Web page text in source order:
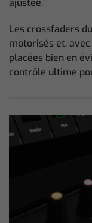
ajustée.
Les crossfaders
motorisés et, avec
placées bien en
contrôle ultime